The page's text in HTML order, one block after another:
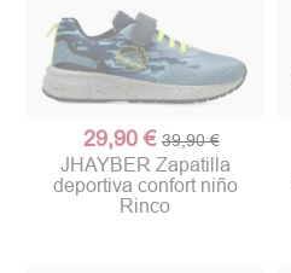
29,90 € 39,90 €
JHAYBER Zapatilla
deportiva confort niño
Rinco